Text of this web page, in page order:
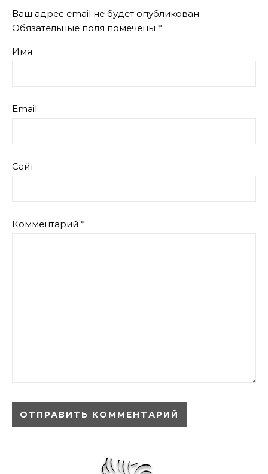
Ваш адрес email не будет опубликован.
Обязательные поля помечены *
Имя
Email
Сайт
Комментарий *